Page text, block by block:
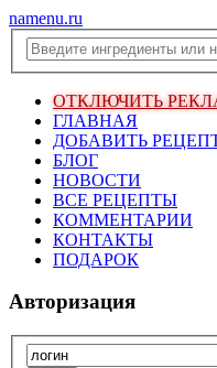
namenu.ru
ОТКЛЮЧИТЬ
ГЛАВНАЯ
ДОБАВИТЬ
БЛОГ
НОВОСТИ
ВСЕ РЕЦЕПТЫ
КОММЕНТАРИИ
КОНТАКТЫ
ПОДАРОК
Авторизация